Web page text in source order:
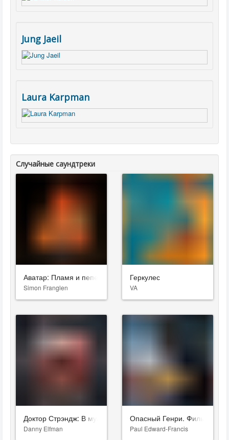
Jung Jaeil
Laura Karpman
Случайные саундтреки
Аватар: Пламя и пепел
Simon Franglen
Геркулес
VA
Доктор Стрэндж: В мультивселенной безумия
Danny Elfman
Опасный Генри. Фильм
Paul Edward-Francis